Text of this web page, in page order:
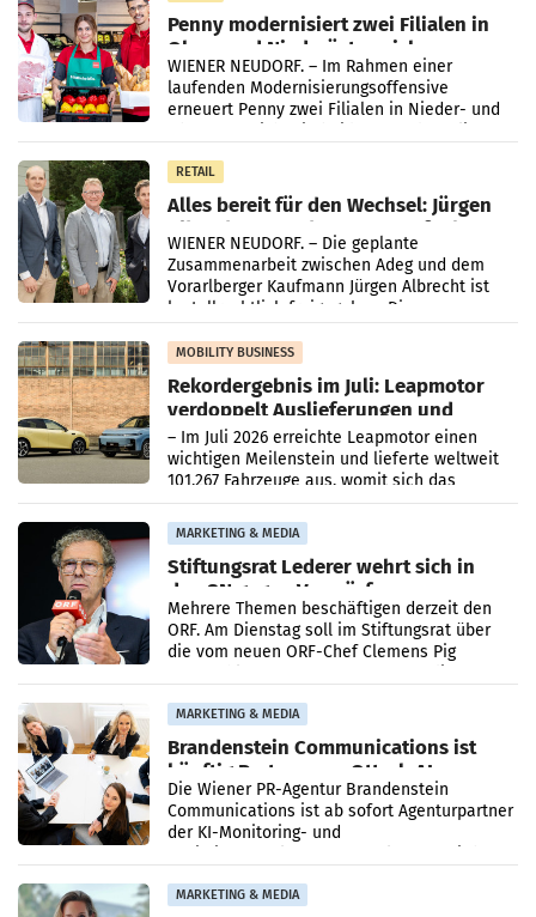
Penny modernisiert zwei Filialen in
Ober- und Niederösterreich
WIENER NEUDORF. – Im Rahmen einer
laufenden Modernisierungsoffensive
erneuert Penny zwei Filialen in Nieder- und
RETAIL
Alles bereit für den Wechsel: Jürgen
Albrecht setzt ab 1.1.2027 auf Adeg
WIENER NEUDORF. – Die geplante
Zusammenarbeit zwischen Adeg und dem
Vorarlberger Kaufmann Jürgen Albrecht ist
kartellrechtlich freigegeben: Die
Bundeswettbewerbsbehörde und der
Bundeskartellanwalt
MOBILITY BUSINESS
Rekordergebnis im Juli: Leapmotor
verdoppelt Auslieferungen und
überschreitet die 100.000er-Marke
– Im Juli 2026 erreichte Leapmotor einen
wichtigen Meilenstein und lieferte weltweit
101.267 Fahrzeuge aus, womit sich das
Ergebnis gegenüber Juli 2025 mehr als
verdoppelte (+102
MARKETING & MEDIA
Stiftungsrat Lederer wehrt sich in
den SN gegen Vorwürfe
Mehrere Themen beschäftigen derzeit den
ORF. Am Dienstag soll im Stiftungsrat über
die vom neuen ORF-Chef Clemens Pig
MARKETING & MEDIA
Brandenstein Communications ist
künftig Partner von OtterlyAI
Die Wiener PR-Agentur Brandenstein
Communications ist ab sofort Agenturpartner
der KI-Monitoring- und
MARKETING & MEDIA